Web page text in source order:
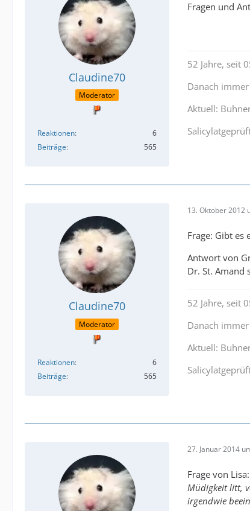
Claudine70
Moderator
Reaktionen
6
Beiträge
565
Fragen und
52 Jahre, seit
Danach
Aktuell:
Claudine70
Moderator
Reaktionen
6
Beiträge
565
13. Oktober 2012
Frage: Gibt es
Antwort von
Dr. St. Amand
52 Jahre, seit
Danach
Aktuell:
27. Januar 2014
Frage von
Müdigkeit litt,
irgendwie